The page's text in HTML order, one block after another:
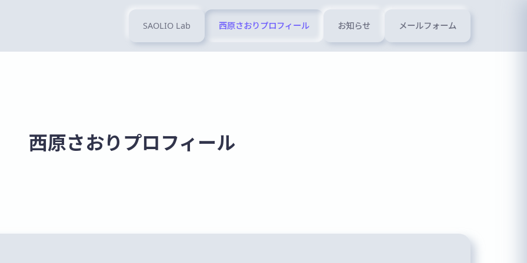
SAOLIO Lab 西原さおりプロフィール お知らせ メールフォーム
西原さおりプロフィール